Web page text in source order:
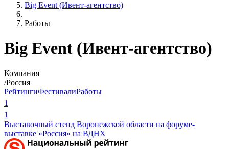
Big Event (Ивент-агентство)
Работы
Big Event (Ивент-агентство)
Компания
/Россия
РейтингиФестивалиРаботы
1
1
Выставочный стенд Воронежской области на форуме-
выставке «Россия» на ВДНХ